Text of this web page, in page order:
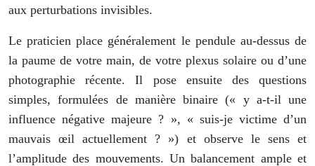
aux perturbations invisibles.
Le praticien place généralement le pendule au-dessus de
la paume de votre main, de votre plexus solaire ou d’une
photographie récente. Il pose ensuite des questions
simples, formulées de manière binaire (« y a-t-il une
influence négative majeure ? », « suis-je victime d’un
mauvais œil actuellement ? ») et observe le sens et
l’amplitude des mouvements. Un balancement ample et